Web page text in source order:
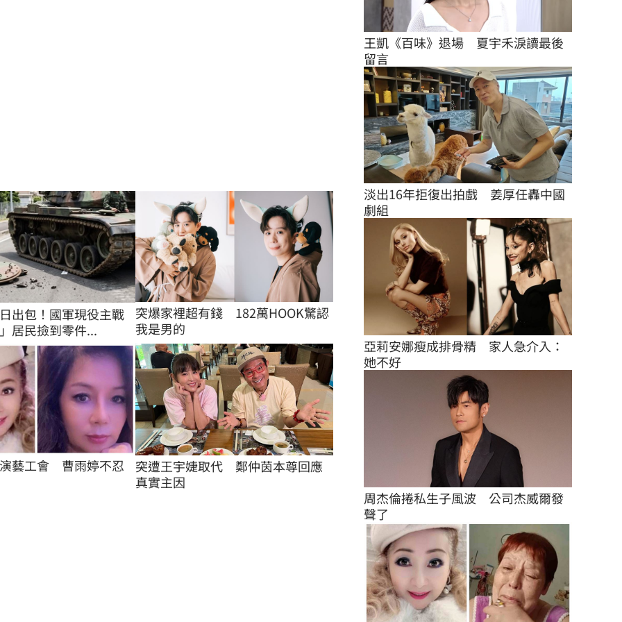
出包！國軍現役主戰
居民撿到零件...
突爆家裡超有錢　182萬HOOK驚認
我是男的
藝工會　曹雨婷不忍
突遭王宇婕取代　鄭仲茵本尊回應
真實主因
王凱《百味》退場　夏宇禾淚讀最後
留言
淡出16年拒復出拍戲　姜厚任轟中國
劇組
亞莉安娜瘦成排骨精　家人急介入：
她不好
周杰倫捲私生子風波　公司杰威爾發
聲了